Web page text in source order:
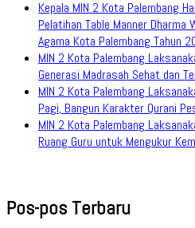
Kepala MIN 2 Kota Palembang
Pelatihan Table Manner
Agama Kota Palembang Tahun
MIN 2 Kota Palembang
Generasi Madrasah Sehat dan
MIN 2 Kota Palembang
Pagi, Bangun Karakter Qurani
MIN 2 Kota Palembang
Ruang Guru untuk Mengukur
Pos-pos Terbaru